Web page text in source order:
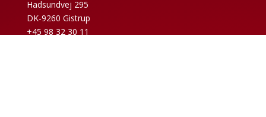
Hadsundvej 295
DK-9260 Gistrup
+45 98 32 30 11